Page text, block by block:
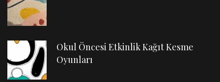
Okul Öncesi Etkinlik Kağıt Kesme
Oyunları